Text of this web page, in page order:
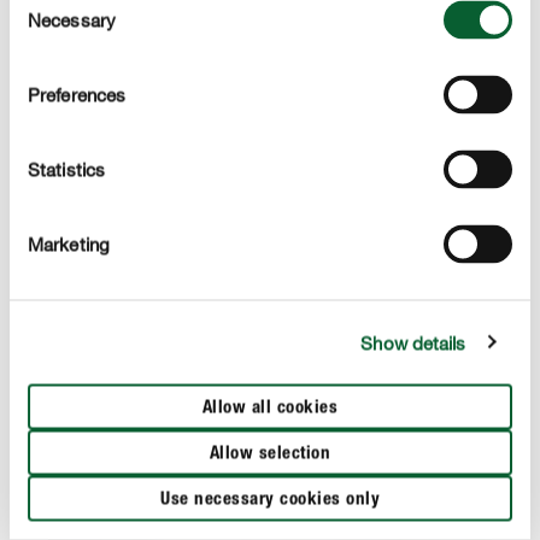
Selection
Necessary
Preferences
Statistics
Marketing
Show details
Allow all cookies
Allow selection
Use necessary cookies only
Indésirables
Autres nuisibles dans et autour de la maison